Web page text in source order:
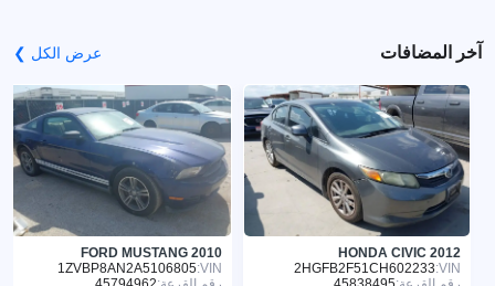
آخر المضافات عرض الكل ❯
HONDA CIVIC 2012
VIN:
2HGFB2F51CH602233
FORD MUSTANG 2010
VIN:
1ZVBP8AN2A5106805